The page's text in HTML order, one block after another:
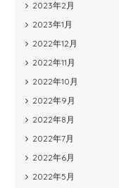
2023年2月
2023年1月
2022年12月
2022年11月
2022年10月
2022年9月
2022年8月
2022年7月
2022年6月
2022年5月